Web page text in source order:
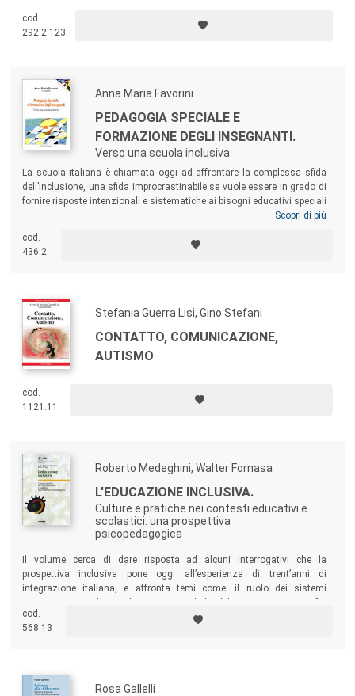
lavoro e autoimprenditorialità, bioetica e disabilità, problematiche di
genere sono alcune delle tematiche trattate nel testo.
cod.
292.2.123
Anna Maria Favorini
PEDAGOGIA SPECIALE E
FORMAZIONE DEGLI INSEGNANTI.
Verso una scuola inclusiva
La scuola italiana è chiamata oggi ad affrontare la complessa sfida
dell’inclusione, una sfida improcrastinabile se vuole essere in grado di
fornire risposte intenzionali e sistematiche ai bisogni educativi speciali
e specifici di tutti gli allievi. In quest’ottica, il volume riflette sul ruolo
di una cultura dell’integrazione scolastica e dell’inclusione sociale
intesa come tale.
Scopri di più
cod.
436.2
Stefania Guerra Lisi, Gino Stefani
CONTATTO, COMUNICAZIONE,
AUTISMO
cod.
1121.11
Roberto Medeghini, Walter Fornasa
L'EDUCAZIONE INCLUSIVA.
Culture e pratiche nei contesti educativi e
scolastici: una prospettiva
psicopedagogica
Il volume cerca di dare risposta ad alcuni interrogativi che la
prospettiva inclusiva pone oggi all’esperienza di trent’anni di
integrazione italiana, e affronta temi come: il ruolo dei sistemi
sapere e potere, il ruolo egemone dell’epistemologia bio-medica nel
campo educativo e dei servizi, l’esperienza delle disabilità e la loro
cod.
568.13
Rosa Gallelli